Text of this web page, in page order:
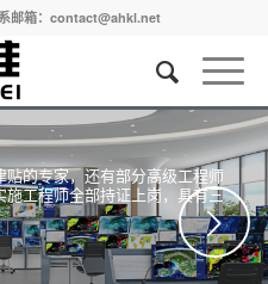
邮箱：contact@ahkl.net
的专家，还有部分高级工程师
工程师全部持证上岗，具有三
页